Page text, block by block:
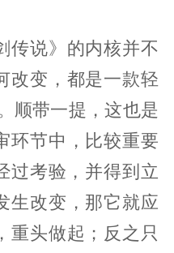
传说》的内核并不
改变，都是一款轻
顺带一提，这也是
环节中，比较重要
考验，并得到立
生改变，那它就应
重头做起；反之只